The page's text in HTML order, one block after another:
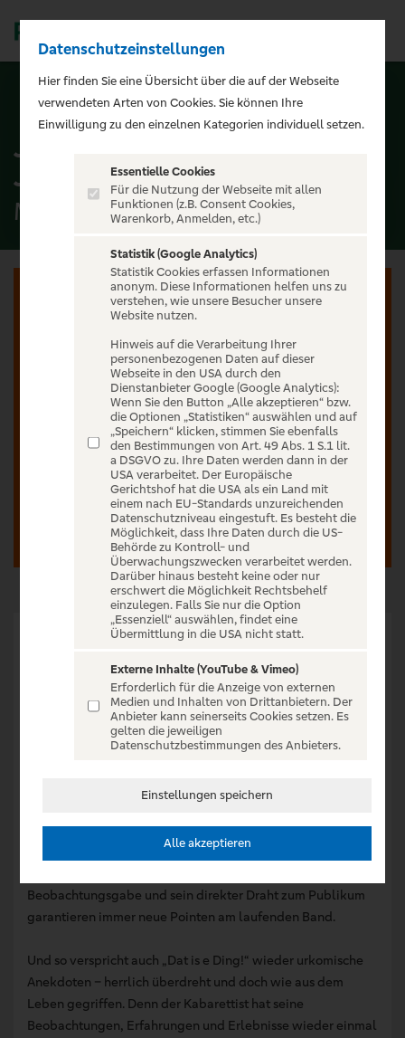
ALLE TERMINE
Jürgen B. Hausmann - 25
Jahre - Dat is e Ding!
MEDIO.RHEIN.ERFT, Bergheim
Jetzt anmelden oder registrieren
Unser Ticketverkauf ist exklusiv für Kunden der PSD
Banken vorbehalten.
Anmelden Registrieren
Jürgen B. Hausmann begeistert nun schon seit 25 Jahren mit
seinem wunderbaren Kabarett „direkt von vor der Haustür“.
Das möchte der Kabarettist natürlich auch mit dem
Publikum feiern – auf seiner „Dat is e Ding!“-Tour 2024.
„Dat is e Ding!“, freut sich Jürgen B. Hausmann und blickt
Kabarett zurück. Die Ideen für seine Gags und Programme
gehen dem Entertainer alter Schule allerdings nie aus. Im
Beobachtungsgabe und sein direkter Draht zum Publikum
garantieren immer neue Pointen am laufenden Band.
Und so verspricht auch „Dat is e Ding!“ wieder urkomische
Anekdoten – herrlich überdreht und doch wie aus dem
Leben gegriffen. Denn der Kabarettist hat seine
Beobachtungen, Erfahrungen und Erlebnisse wieder einmal
Datenschutzeinstellungen
Hier finden Sie eine Übersicht über die auf der Webseite
verwendeten Arten von Cookies. Sie können Ihre
Einwilligung zu den einzelnen Kategorien individuell setzen.
Essentielle Cookies
Für die Nutzung der Webseite mit allen
Funktionen (z.B. Consent Cookies,
Warenkorb, Anmelden, etc.)
Statistik (Google Analytics)
Statistik Cookies erfassen Informationen
anonym. Diese Informationen helfen uns zu
verstehen, wie unsere Besucher unsere
Website nutzen.
Hinweis auf die Verarbeitung Ihrer
personenbezogenen Daten auf dieser
Webseite in den USA durch den
Dienstanbieter Google (Google Analytics):
Wenn Sie den Button „Alle akzeptieren“ bzw.
die Optionen „Statistiken“ auswählen und auf
„Speichern“ klicken, stimmen Sie ebenfalls
den Bestimmungen von Art. 49 Abs. 1 S.1 lit.
a DSGVO zu. Ihre Daten werden dann in der
USA verarbeitet. Der Europäische
Gerichtshof hat die USA als ein Land mit
einem nach EU-Standards unzureichenden
Datenschutzniveau eingestuft. Es besteht die
Möglichkeit, dass Ihre Daten durch die US-
Behörde zu Kontroll- und
Überwachungszwecken verarbeitet werden.
Darüber hinaus besteht keine oder nur
erschwert die Möglichkeit Rechtsbehelf
einzulegen. Falls Sie nur die Option
„Essenziell“ auswählen, findet eine
Übermittlung in die USA nicht statt.
Externe Inhalte (YouTube & Vimeo)
Erforderlich für die Anzeige von externen
Medien und Inhalten von Drittanbietern. Der
Anbieter kann seinerseits Cookies setzen. Es
gelten die jeweiligen
Datenschutzbestimmungen des Anbieters.
Einstellungen speichern
Alle akzeptieren